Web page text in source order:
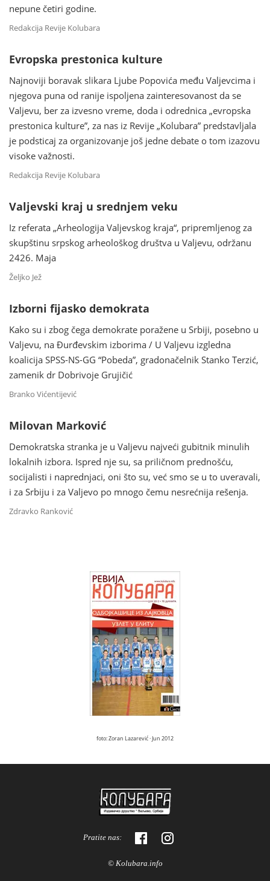
nepune četiri godine.
Redakcija Revije Kolubara
Evropska prestonica kulture
Najnoviji boravak slikara Ljube Popovića među Valjevcima i
njegova puna od ranije ispoljena zainteresovanost da se
Valjevu, ber za izvesno vreme, doda i odrednica „evropska
prestonica kulture”, za nas iz Revije „Kolubara” predstavljala
je podsticaj za organizovanje još jedne debate o tom izazovu
visoke važnosti.
Redakcija Revije Kolubara
Valjevski kraj u srednjem veku
Iz referata „Arheologija Valjevskog kraja“, pripremljenog za
skupštinu srpskog arheološkog društva u Valjevu, održanu
2426. Maja
Željko Jež
Izborni fijasko demokrata
Kako su i zbog čega demokrate poražene u Srbiji, posebno u
Valjevu, na Đurđevskim izborima / U Valjevu izgledna
koalicija SPSS-NS-GG “Pobeda”, gradonačelnik Stanko Terzić,
zamenik dr Dobrivoje Grujičić
Branko Vićentijević
Milovan Marković
Demokratska stranka je u Valjevu najveći gubitnik minulih
lokalnih izbora. Ispred nje su, sa priličnom prednošću,
socijalisti i naprednjaci, oni što su, već smo se u to uveravali,
i za Srbiju i za Valjevo po mnogo čemu nesrećnija rešenja.
Zdravko Ranković
foto: Zoran Lazarević · Jun 2012
Pratite nas:
© Kolubara.info